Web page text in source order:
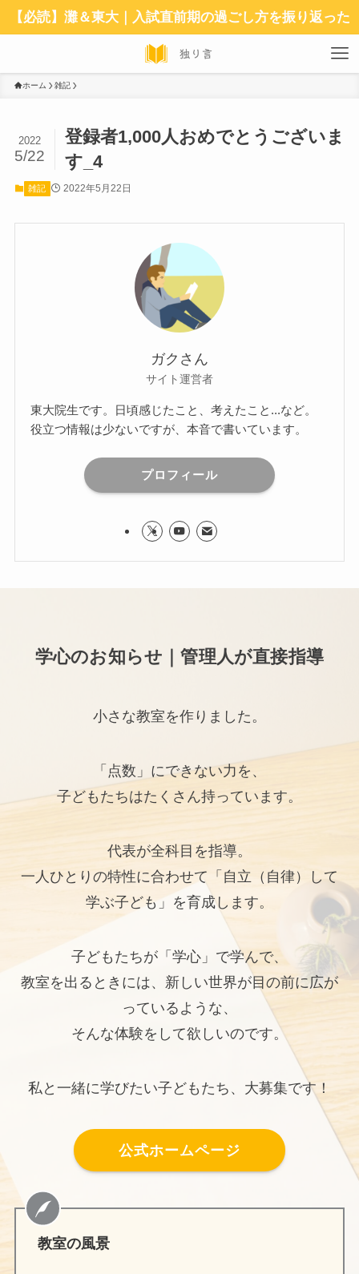
【必読】灘＆東大｜入試直前期の過ごし方を振り返った
ホーム 雑記
登録者1,000人おめでとうございま
す_4
2022
5/22
雑記 2022年5月22日
ガクさん
サイト運営者
東大院生です。日頃感じたこと、考えたこと...など。
役立つ情報は少ないですが、本音で書いています。
プロフィール
学心のお知らせ｜管理人が直接指導
小さな教室を作りました。
「点数」にできない力を、
子どもたちはたくさん持っています。
代表が全科目を指導。
一人ひとりの特性に合わせて「自立（自律）して
学ぶ子ども」を育成します。
子どもたちが「学心」で学んで、
教室を出るときには、新しい世界が目の前に広が
っているような、
そんな体験をして欲しいのです。
私と一緒に学びたい子どもたち、大募集です！
公式ホームページ
教室の風景